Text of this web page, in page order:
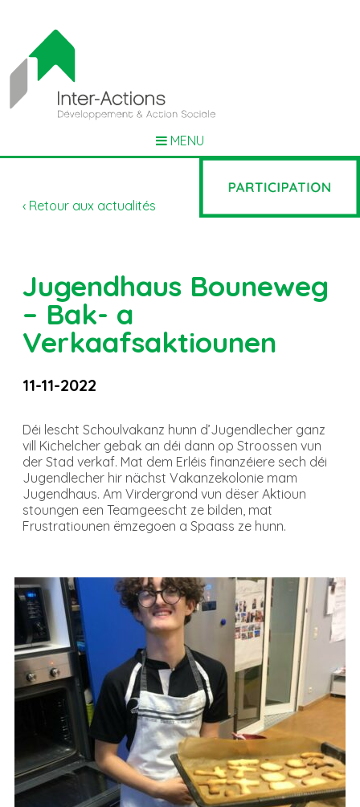
MENU
‹ Retour aux actualités
Jugendhaus Bouneweg
– Bak- a
Verkaafsaktiounen
11-11-2022
Déi lescht Schoulvakanz hunn d’Jugendlecher ganz
vill Kichelcher gebak an déi dann op Stroossen vun
der Stad verkaf. Mat dem Erléis finanzéiere sech déi
Jugendlecher hir nächst Vakanzekolonie mam
Jugendhaus. Am Virdergrond vun dëser Aktioun
stoungen een Teamgeescht ze bilden, mat
Frustratiounen ëmzegoen a Spaass ze hunn.